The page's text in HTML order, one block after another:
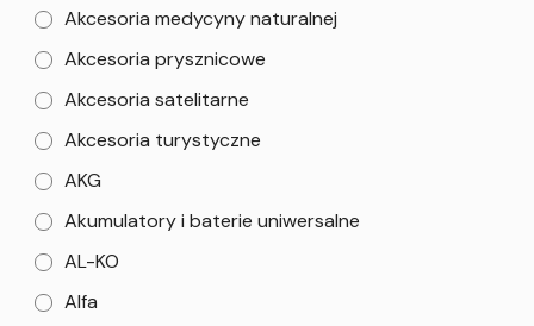
Akcesoria medycyny naturalnej
Akcesoria prysznicowe
Akcesoria satelitarne
Akcesoria turystyczne
AKG
Akumulatory i baterie uniwersalne
AL-KO
Alfa